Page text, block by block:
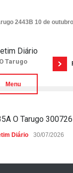
2443B 10 de
Diário
O Tarugo
Menu
O Tarugo 300726
Diário 30/07/2026